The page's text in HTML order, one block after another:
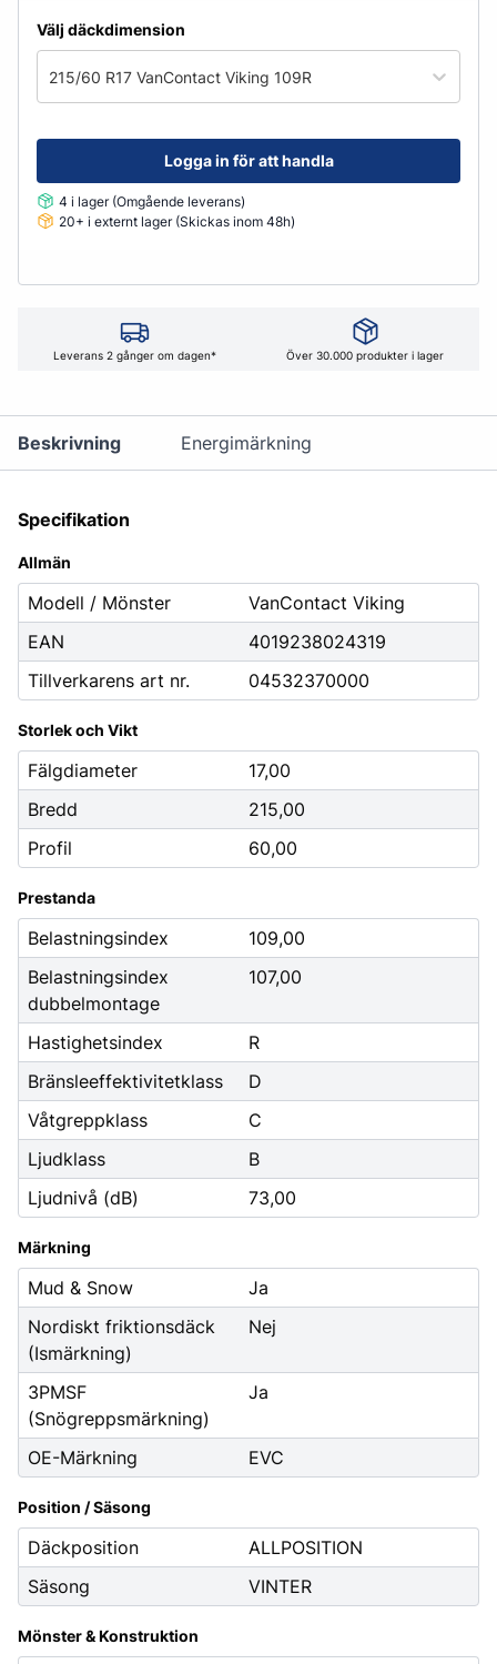
Välj däckdimension
215/60 R17 VanContact Viking 109R
Logga in för att handla
4 i lager (Omgående leverans)
20+ i externt lager (Skickas inom 48h)
Leverans 2 gånger om dagen* Över 30.000 produkter i lager
Beskrivning Energimärkning
Specifikation
Allmän
Modell / Mönster
VanContact Viking
EAN
4019238024319
Tillverkarens art nr.
04532370000
Storlek och Vikt
Fälgdiameter
17,00
Bredd
215,00
Profil
60,00
Prestanda
Belastningsindex
109,00
Belastningsindex
dubbelmontage
107,00
Hastighetsindex
R
Bränsleeffektivitetklass
D
Våtgreppklass
C
Ljudklass
B
Ljudnivå (dB)
73,00
Märkning
Mud & Snow
Ja
Nordiskt friktionsdäck
(Ismärkning)
Nej
3PMSF
(Snögreppsmärkning)
Ja
OE-Märkning EVC
Position / Säsong
Däckposition
ALLPOSITION
Säsong
VINTER
Mönster & Konstruktion